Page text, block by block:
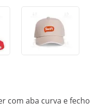
com aba curva e fecho